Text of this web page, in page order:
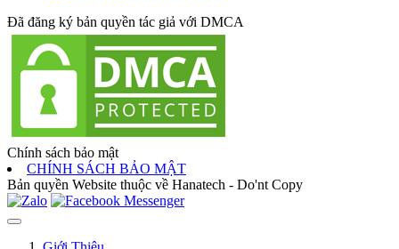
Đã đăng ký bản quyền tác giả với DMCA
Chính sách bảo mật
CHÍNH SÁCH BẢO MẬT
Bản quyền Website thuộc về Hanatech - Do'nt Copy